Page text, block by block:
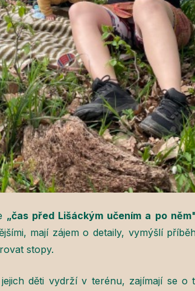
„čas před Lišáckým učením a po
mají zájem o detaily, vymýšlí
stopy.
děti vydrží v terénu, zajímají se